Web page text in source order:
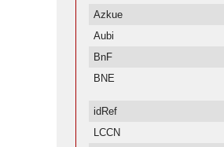
Azkue
Aubi
BnF
BNE
idRef
LCCN